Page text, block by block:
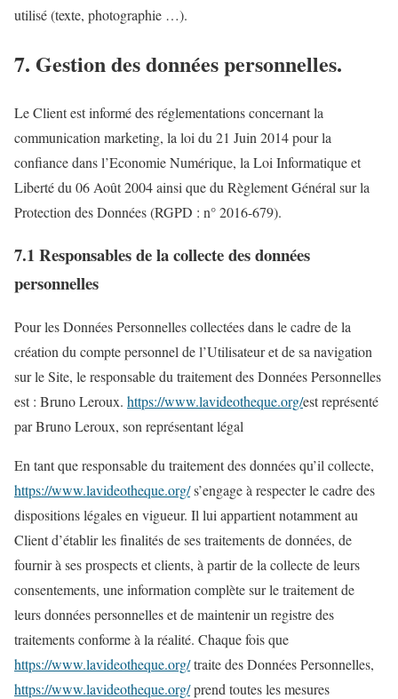
utilisé (texte, photographie …).
7. Gestion des données personnelles.
Le Client est informé des réglementations concernant la
communication marketing, la loi du 21 Juin 2014 pour la
confiance dans l’Economie Numérique, la Loi Informatique et
Liberté du 06 Août 2004 ainsi que du Règlement Général sur la
Protection des Données (RGPD : n° 2016-679).
7.1 Responsables de la collecte des données
personnelles
Pour les Données Personnelles collectées dans le cadre de la
création du compte personnel de l’Utilisateur et de sa navigation
sur le Site, le responsable du traitement des Données Personnelles
est : Bruno Leroux. https://www.lavideotheque.org/est représenté
par Bruno Leroux, son représentant légal
En tant que responsable du traitement des données qu’il collecte,
https://www.lavideotheque.org/s’engage à respecter le cadre des
dispositions légales en vigueur. Il lui appartient notamment au
Client d’établir les finalités de ses traitements de données, de
fournir à ses prospects et clients, à partir de la collecte de leurs
consentements, une information complète sur le traitement de
leurs données personnelles et de maintenir un registre des
traitements conforme à la réalité. Chaque fois que
https://www.lavideotheque.org/traite des Données Personnelles,
https://www.lavideotheque.org/prend toutes les mesures